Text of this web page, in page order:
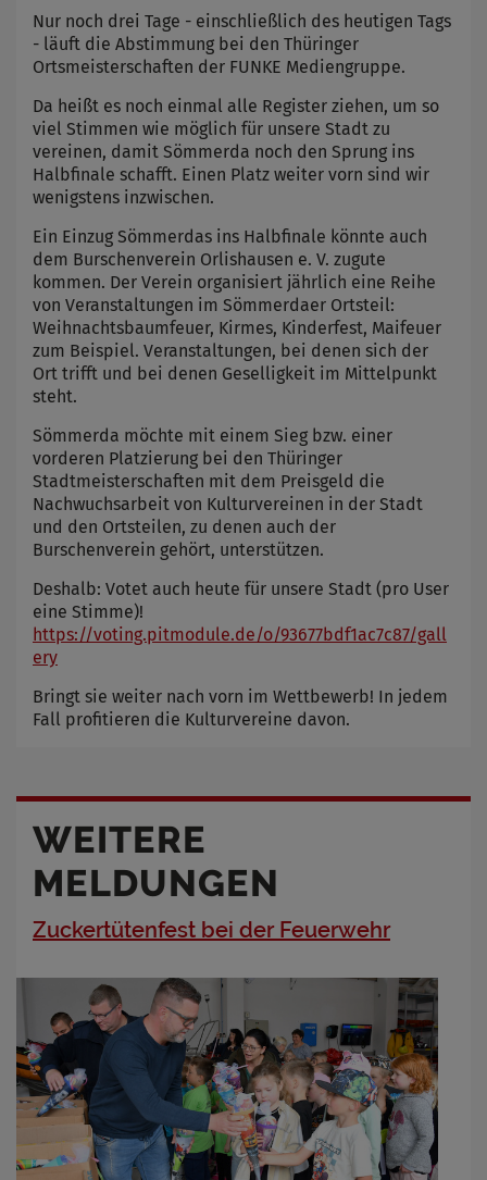
Nur noch drei Tage - einschließlich des heutigen Tags
- läuft die Abstimmung bei den Thüringer
Ortsmeisterschaften der FUNKE Mediengruppe.
Da heißt es noch einmal alle Register ziehen, um so
viel Stimmen wie möglich für unsere Stadt zu
vereinen, damit Sömmerda noch den Sprung ins
Halbfinale schafft. Einen Platz weiter vorn sind wir
wenigstens inzwischen.
Ein Einzug Sömmerdas ins Halbfinale könnte auch
dem Burschenverein Orlishausen e. V. zugute
kommen. Der Verein organisiert jährlich eine Reihe
von Veranstaltungen im Sömmerdaer Ortsteil:
Weihnachtsbaumfeuer, Kirmes, Kinderfest, Maifeuer
zum Beispiel. Veranstaltungen, bei denen sich der
Ort trifft und bei denen Geselligkeit im Mittelpunkt
steht.
Sömmerda möchte mit einem Sieg bzw. einer
vorderen Platzierung bei den Thüringer
Stadtmeisterschaften mit dem Preisgeld die
Nachwuchsarbeit von Kulturvereinen in der Stadt
und den Ortsteilen, zu denen auch der
Burschenverein gehört, unterstützen.
Deshalb: Votet auch heute für unsere Stadt (pro User
eine Stimme)!
https://voting.pitmodule.de/o/93677bdf1ac7c87/gall
ery
Bringt sie weiter nach vorn im Wettbewerb! In jedem
Fall profitieren die Kulturvereine davon.
WEITERE
MELDUNGEN
Zuckertütenfest bei der Feuerwehr